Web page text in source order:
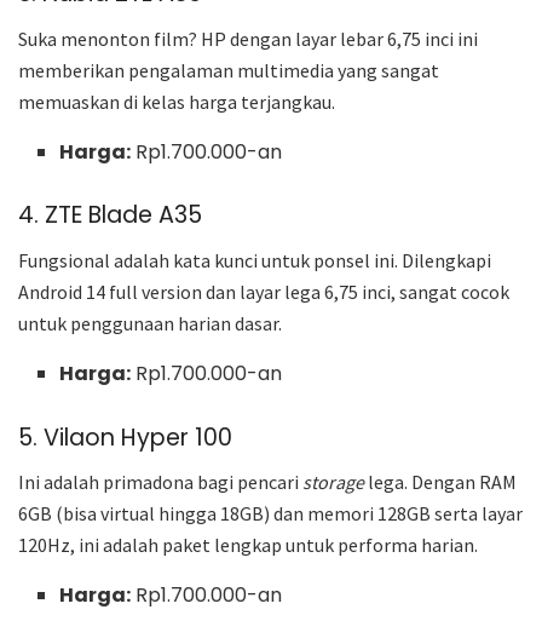
Suka menonton film? HP dengan layar lebar 6,75 inci ini
memberikan pengalaman multimedia yang sangat
memuaskan di kelas harga terjangkau.
Harga: Rp1.700.000-an
4. ZTE Blade A35
Fungsional adalah kata kunci untuk ponsel ini. Dilengkapi
Android 14 full version dan layar lega 6,75 inci, sangat cocok
untuk penggunaan harian dasar.
Harga: Rp1.700.000-an
5. Vilaon Hyper 100
Ini adalah primadona bagi pencari storagelega. Dengan RAM
6GB (bisa virtual hingga 18GB) dan memori 128GB serta layar
120Hz, ini adalah paket lengkap untuk performa harian.
Harga: Rp1.700.000-an